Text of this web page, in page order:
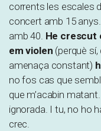
corrents les escales
concert amb 15
amb 40. He crescut
em violen (perquè
amenaça constant)
no fos cas que
que m’acabin
ignorada. I tu, no ho
crec.